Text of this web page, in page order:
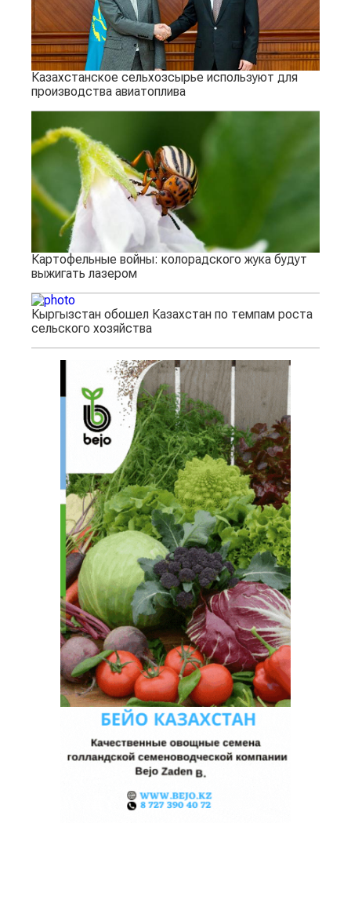
Казахстанское сельхозсырье используют для
производства авиатоплива
Картофельные войны: колорадского жука будут
выжигать лазером
Кыргызстан обошел Казахстан по темпам роста
сельского хозяйства